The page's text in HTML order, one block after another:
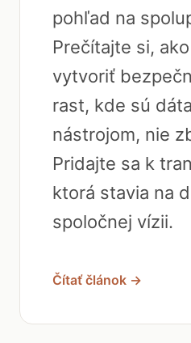
pohľad na
Prečítajte si,
vytvoriť
rast, kde sú
nástrojom, nie
Pridajte sa k
ktorá stavia na
spoločnej vízii.
Čítať článok →